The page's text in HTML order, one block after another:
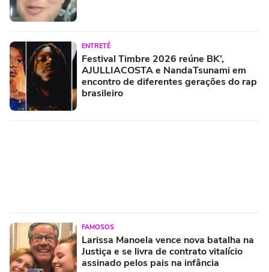
ENTRETÊ
Festival Timbre 2026 reúne BK’,
AJULLIACOSTA e NandaTsunami em
encontro de diferentes gerações do rap
brasileiro
FAMOSOS
Larissa Manoela vence nova batalha na
Justiça e se livra de contrato vitalício
assinado pelos pais na infância